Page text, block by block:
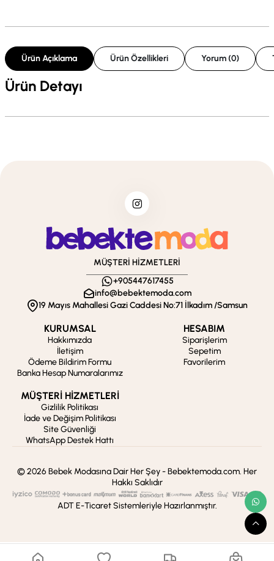
Ürün Açıklama Ürün Özellikleri Yorum (0)
Ürün Detayı
MÜŞTERİ HİZMETLERİ
+905447617455
info@bebektemoda.com
19 Mayıs Mahallesi Gazi Caddesi No:71 İlkadım /Samsun
KURUMSAL
Hakkımızda
İletişim
Ödeme Bildirim Formu
Banka Hesap Numaralarımız
HESABIM
Siparişlerim
Sepetim
Favorilerim
MÜŞTERİ HİZMETLERİ
Gizlilik Politikası
İade ve Değişim Politikası
Site Güvenliği
WhatsApp Destek Hattı
© 2026 Bebek Modasına Dair Her Şey - Bebektemoda.com. Her
Hakkı Saklıdır
ADT E-Ticaret Sistemleriyle Hazırlanmıştır.